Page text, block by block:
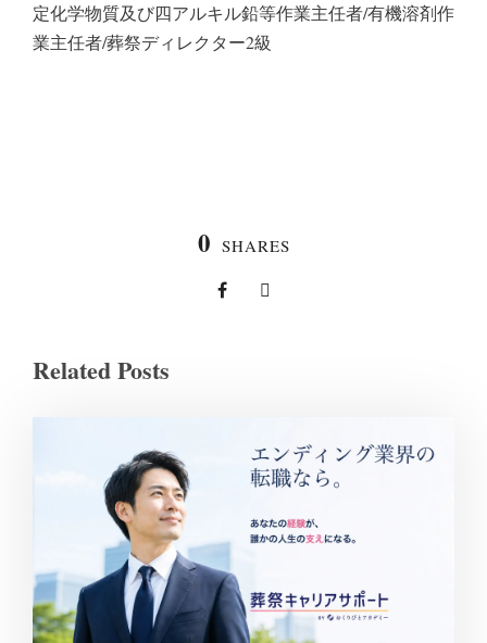
定化学物質及び四アルキル鉛等作業主任者/有機溶剤作
業主任者/葬祭ディレクター2級
0 SHARES
Related Posts